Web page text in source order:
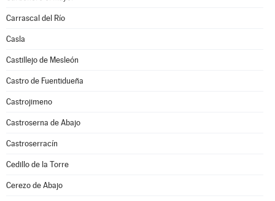
Carrascal del Río
Casla
Castillejo de Mesleón
Castro de Fuentidueña
Castrojimeno
Castroserna de Abajo
Castroserracín
Cedillo de la Torre
Cerezo de Abajo